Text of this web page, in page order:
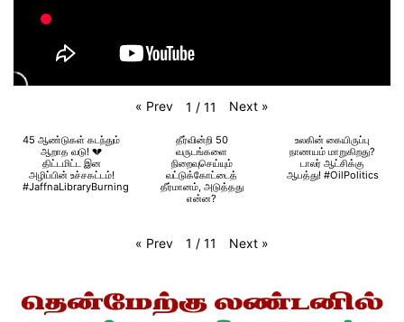
« Prev 1 / 11 Next »
45 ஆண்டுகள் கடந்தும்
ஆறாத வடு! 💔
திட்டமிட்ட இன
அழிப்பின் உச்சகட்டம்!
#JaffnaLibraryBurning
தீர்வின்றி 50
வருடங்களை
நிறைவுசெய்யும்
வட்டுக்கோட்டைத்
தீர்மானம், அடுத்தது
என்ன?
உலகின் கையிருப்பு
நாணயம் மாறுகிறது?
டாலர் ஆட்சிக்கு
ஆபத்து! #OilPolitics
« Prev 1 / 11 Next »